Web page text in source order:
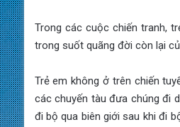
Trong các cuộc chiến tranh,
trong suốt quãng đời còn lại
Trẻ em không ở trên chiến
các chuyến tàu đưa chúng đi
đi bộ qua biên giới sau khi đi